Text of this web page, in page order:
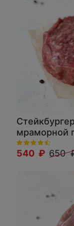
мраморной
540 ₽ 650